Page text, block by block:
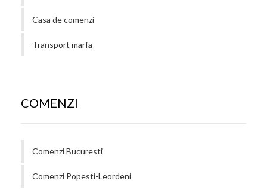
Casa de comenzi
Transport marfa
COMENZI
Comenzi Bucuresti
Comenzi Popesti-Leordeni